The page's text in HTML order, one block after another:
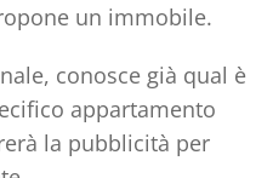
un immobile.
conosce già qual è
appartamento
la pubblicità per